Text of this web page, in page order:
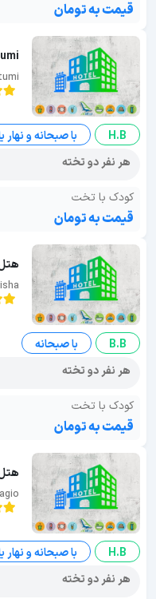
قیمت به تومان
H.B
با صبحانه و نهار
هر نفر دو تخته
کودک با تخت
قیمت به تومان
B.B
با صبحانه
هر نفر دو تخته
کودک با تخت
قیمت به تومان
H.B
با صبحانه و نهار
هر نفر دو تخته